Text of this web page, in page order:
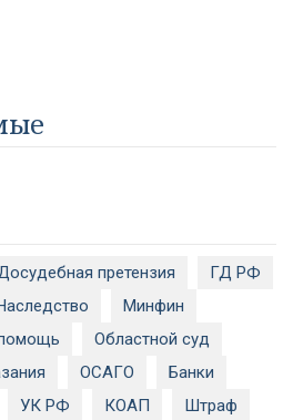
претензия
ГД РФ
Минфин
Областной суд
ОСАГО
Банки
УК РФ КОАП
Штраф